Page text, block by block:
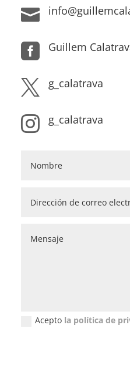

 Guillem
 g_calatrava
 g_calatrava
Política de privacidad
Acepto la política de